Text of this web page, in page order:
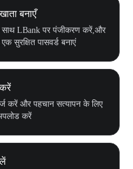
बनाएँ
LBank पर पंजीकरण करें,और
सुरक्षित पासवर्ड बनाएं
करें और पहचान सत्यापन के लिए
करें